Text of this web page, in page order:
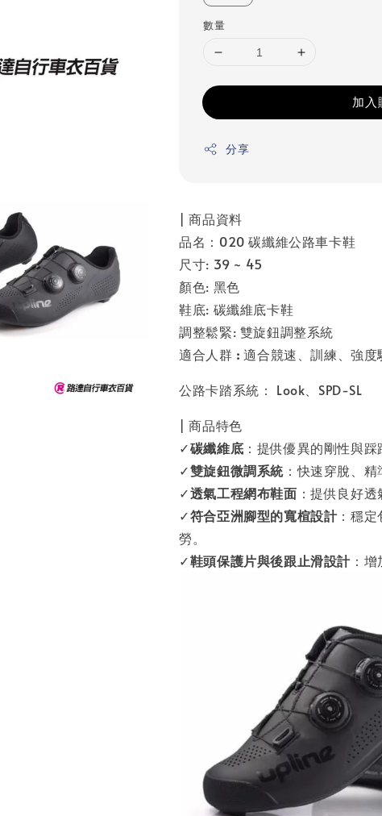
數量
加入
分享
| 商品資料
品名：020 碳纖維公路車卡鞋
尺寸: 39 ~ 45
顏色: 黑色
鞋底: 碳纖維底卡鞋
調整鬆緊: 雙旋鈕調整系統
適合人群 :適合競速、訓練、強度
公路卡踏系統： Look、SPD-SL
| 商品特色
✓碳纖維底 ：提供優異的剛性與
✓雙旋鈕微調系統 ：快速穿脫、
✓透氣工程網布鞋面 ：提供良好
✓符合亞洲腳型的寬楦設計：穩定
勞。
✓鞋頭保護片與後跟止滑設計 ：